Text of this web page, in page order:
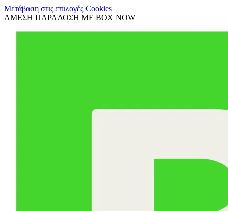
Μετάβαση στις επιλογές Cookies
ΑΜΕΣΗ ΠΑΡΑΔΟΣΗ ΜΕ BOX NOW